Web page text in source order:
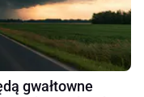
gwałtowne